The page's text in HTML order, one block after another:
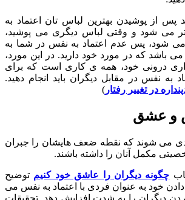
از پوشیدن بهترین لباس تان اعتماد به
می شود و وقتی لباس دیگری می پوشید،
می شود، پس عدم اعتماد به نفس در شما به
می باشد که در مورد خود دارید. در این مورد،
درونی خود، همه ی کاری است که برای
به نفس در مقابل دیگران باید انجام دهید.
در تغییر رفتار )
و عشق
می شوند که نقطه ضعف هایشان را جبران
مکمل آنان را داشته باشند.
چگونه دیگران را عاشق خود کنیم توضیح
خود به عنوان فردی با اعتماد به نفس می
دیگران را به شدت افزایش دهد. تحقیقات